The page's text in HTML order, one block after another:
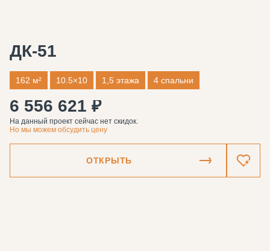
ДК-51
162 м² 10.5×10 1,5 этажа 4 спальни
6 556 621 ₽
На данный проект сейчас нет скидок.
Но мы можем обсудить цену
ОТКРЫТЬ